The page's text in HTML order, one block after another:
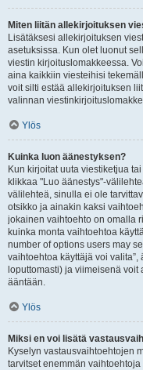
Miten liitän allekirjoituksen
Lisätäksesi allekirjoituksen
asetuksissa. Kun olet luonut
viestin kirjoituslomakkeessa.
aina kaikkiin viesteihisi
voit silti estää allekirjoituksen
valinnan
Ylös
Kuinka luon äänestyksen?
Kun kirjoitat uuta viestiketjua
klikkaa "Luo äänestys"-
välilehteä, sinulla ei ole
otsikko ja ainakin kaksi
jokainen vaihtoehto on omalla
kuinka monta vaihtoehtoa
number of options users may
vaihtoehtoa käyttäjä voi
loputtomasti) ja viimeisenä
ääntään.
Ylös
Miksi en voi lisätä
Kyselyn vastausvaihtoehtojen
tarvitset enemmän